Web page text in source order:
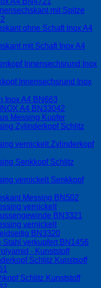
mit Spitze
ohne Schaft Inox A4
mit Schaft Inox A4
Innensechsrund Inox
Innensechsrund Inox
Inox A4 BN663
A4 BN33042
Messing Kupfer
Zylinderkopf Schlitz
vernickelt Zylinderkopf
Senkkopf Schlitz
vernickelt Senkkopf
Messing BN502
vernickelt
BN3321
vernickelt
BN3320
verkupfert BN1456
- Kunststoff
Schlitz Kunstsoff
Schlitz Kunststoff